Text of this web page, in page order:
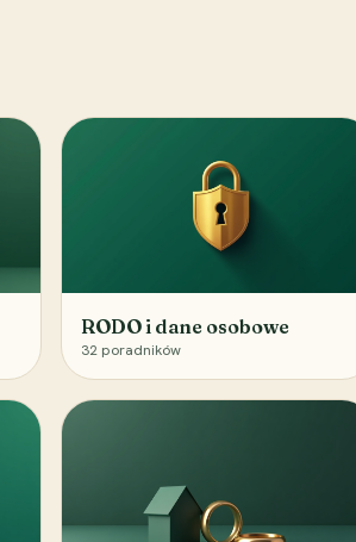
RODO i dane osobowe
32 poradników